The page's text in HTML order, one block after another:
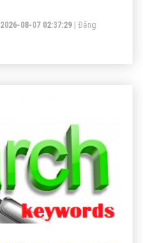
2026-08-07 02:37:29
Đăng